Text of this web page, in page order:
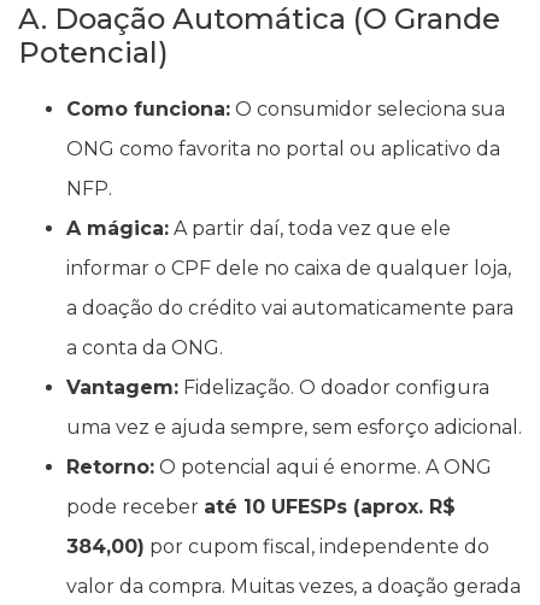
A. Doação Automática (O Grande
Potencial)
Como funciona: O consumidor seleciona sua
ONG como favorita no portal ou aplicativo da
NFP.
A mágica: A partir daí, toda vez que ele
informar o CPF dele no caixa de qualquer loja,
a doação do crédito vai automaticamente para
a conta da ONG.
Vantagem: Fidelização. O doador configura
uma vez e ajuda sempre, sem esforço adicional.
Retorno: O potencial aqui é enorme. A ONG
pode receber até 10 UFESPs (aprox. R$
384,00) por cupom fiscal, independente do
valor da compra. Muitas vezes, a doação gerada